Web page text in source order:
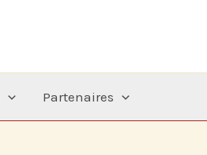
Partenaires